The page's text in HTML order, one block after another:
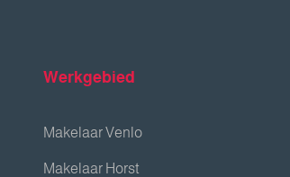
Werkgebied
Makelaar Venlo
Makelaar Horst